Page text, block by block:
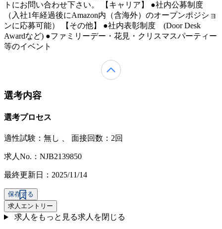
トにお問い合わせ下さい。 【キャリア】 ●社内公募制度
（入社1年経過後にAmazon内（含海外）のオープンポジショ
ンに応募可能） 【その他】 ●社内表彰制度 (Door Desk
Awardなど) ●ファミリーデー・花見・クリスマスパーティー
等のイベント
選考内容
選考プロセス
適性試験： 無し 面接回数：2回
求人No.：NJB2139850
最終更新日：2025/11/14
保存する
求人エントリー
求人をもっと見る求人を閉じる